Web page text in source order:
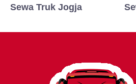
Sewa Truk Jogja